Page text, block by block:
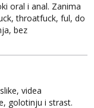
oral i anal. Zanima
throatfuck, ful, do
bez
big insertions),
sirenje... Ako
si, javi se.
naviše, ovisi o
videa
golotinju i strast.